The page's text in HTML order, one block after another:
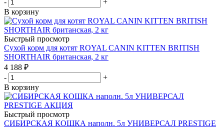
-
+
В корзину
Быстрый просмотр
Сухой корм для котят ROYAL CANIN KITTEN BRITISH
SHORTHAIR британская, 2 кг
4 188 ₽
-
+
В корзину
Быстрый просмотр
СИБИРСКАЯ КОШКА наполн. 5л УНИВЕРСАЛ PRESTIGE